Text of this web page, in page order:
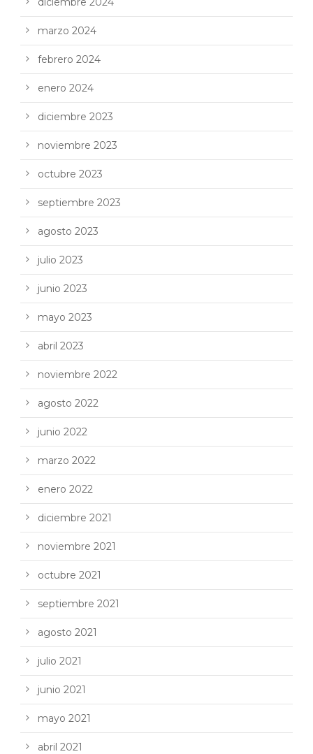
marzo 2024
febrero 2024
enero 2024
diciembre 2023
noviembre 2023
octubre 2023
septiembre 2023
agosto 2023
julio 2023
junio 2023
mayo 2023
abril 2023
noviembre 2022
agosto 2022
junio 2022
marzo 2022
enero 2022
diciembre 2021
noviembre 2021
octubre 2021
septiembre 2021
agosto 2021
julio 2021
junio 2021
mayo 2021
abril 2021